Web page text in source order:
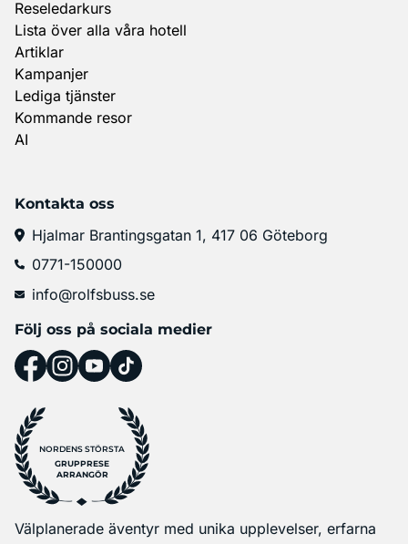
Reseledarkurs
Lista över alla våra hotell
Artiklar
Kampanjer
Lediga tjänster
Kommande resor
AI
Kontakta oss
Hjalmar Brantingsgatan 1, 417 06 Göteborg
0771-150000
info@rolfsbuss.se
Följ oss på sociala medier
NORDENS STÖRSTA
GRUPPRESE
ARRANGÖR
Välplanerade äventyr med unika upplevelser, erfarna